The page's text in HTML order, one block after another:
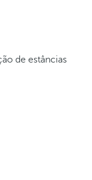
de estâncias